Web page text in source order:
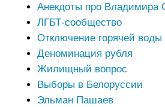
Анекдоты про Владимира
ЛГБТ-сообщество
Отключение горячей воды
Деноминация рубля
Жилищный вопрос
Выборы в Белоруссии
Эльман Пашаев